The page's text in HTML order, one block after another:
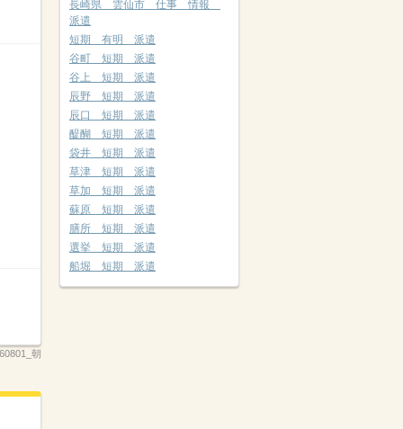
朝
長崎県 雲仙市 仕事 情報
派遣
短期 有明 派遣
谷町 短期 派遣
谷上 短期 派遣
辰野 短期 派遣
辰口 短期 派遣
醍醐 短期 派遣
袋井 短期 派遣
草津 短期 派遣
草加 短期 派遣
蘇原 短期 派遣
膳所 短期 派遣
選挙 短期 派遣
船堀 短期 派遣